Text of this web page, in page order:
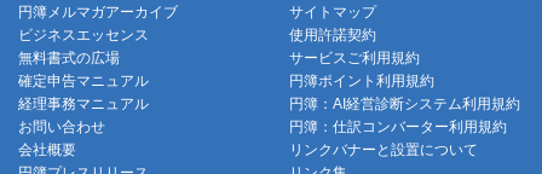
円簿メルマガアーカイブ
サイトマップ
ビジネスエッセンス
無料書式の広場
確定申告マニュアル
経理事務マニュアル
お問い合わせ
会社概要
使用許諾契約
サービスご利用規約
円簿ポイント利用規約
円簿：AI経営診断システム利用規約
円簿：仕訳コンバーター利用規約
リンクバナーと設置について